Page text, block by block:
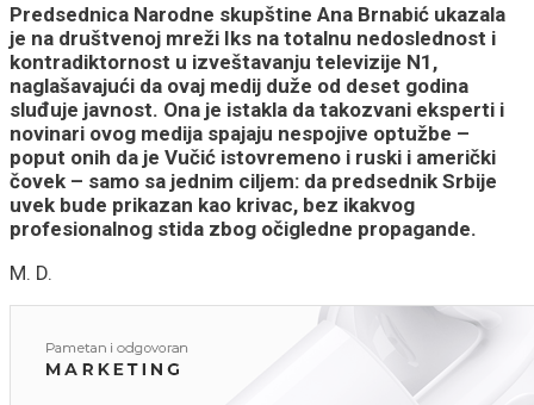
Predsednica Narodne skupštine Ana Brnabić ukazala
je na društvenoj mreži Iks na totalnu nedoslednost i
kontradiktornost u izveštavanju televizije N1,
naglašavajući da ovaj medij duže od deset godina
sluđuje javnost. Ona je istakla da takozvani eksperti i
novinari ovog medija spajaju nespojive optužbe –
poput onih da je Vučić istovremeno i ruski i američki
čovek – samo sa jednim ciljem: da predsednik Srbije
uvek bude prikazan kao krivac, bez ikakvog
profesionalnog stida zbog očigledne propagande.
M. D.